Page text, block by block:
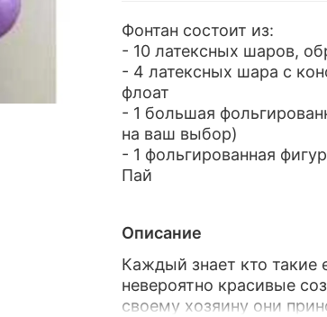
Фонтан состоит из:
- 10 латексных шаров,
- 4 латексных шара с
флоат
- 1 большая
на ваш выбор)
- 1 фольгированная
Пай
Описание
Каждый знает кто такие
невероятно красивые
своему хозяину они